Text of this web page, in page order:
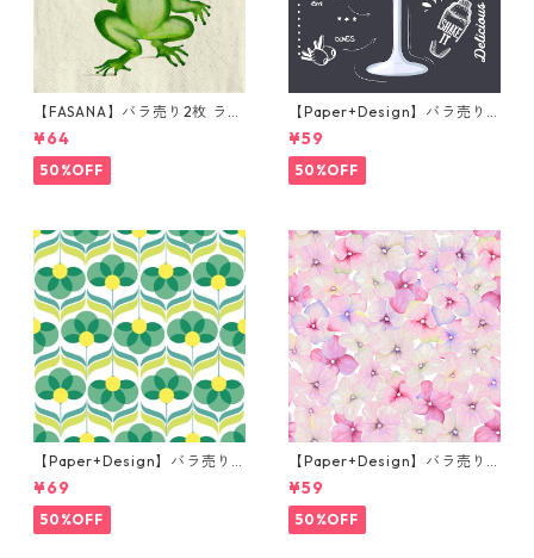
【FASANA】バラ売り2枚 ラン
チサイズ ペーパーナプキン Fr
og prince ナチュラル
¥64
50%OFF
【Paper+Design】バラ売り2
枚 カクテルサイズ ペーパーナ
プキン Martini ブラック
¥59
50%OFF
【Paper+Design】バラ売り2
枚 ランチサイズ ペーパーナプ
キン Geo Flowers グリーン
¥69
50%OFF
【Paper+Design】バラ売り2
枚 カクテルサイズ ペーパーナ
プキン Small blossoms ピン
ク
¥59
50%OFF